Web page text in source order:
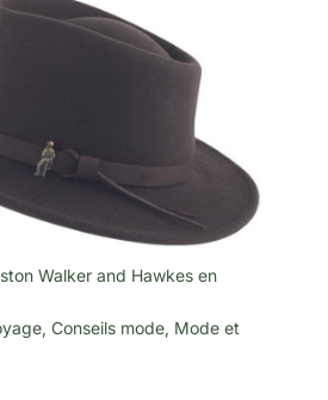
Walker and Hawkes en
, Conseils mode, Mode et